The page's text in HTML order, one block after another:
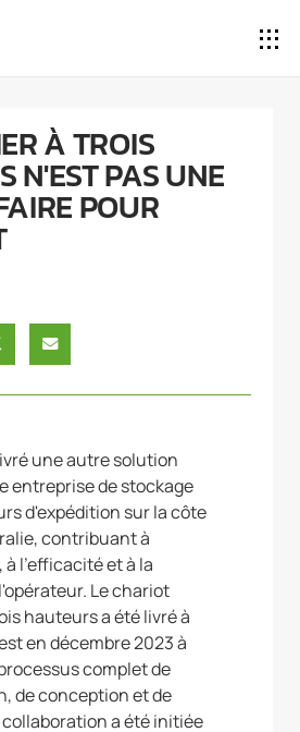
À TROIS
N'EST PAS UNE
POUR
une autre solution
entreprise de stockage
d'expédition sur la côte
contribuant à
à l'efficacité et à la
Le chariot
hauteurs a été livré à
en décembre 2023 à
complet de
de conception et de
collaboration a été initiée